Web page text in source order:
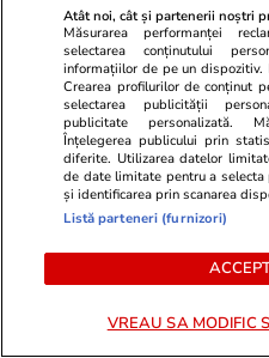
Radu Miruță anunță că
dintre dronele care au
spațiul aerian al
rusească. Originea
două este încă verificată
Europa riscă să rămână
gaze și să plătească
Atât noi, cât și partenerii noștri
Măsurarea performanței
selectarea conținutului
informațiilor de pe un dispozitiv.
Crearea profilurilor de conținut
selectarea publicității
publicitate personalizată.
Înțelegerea publicului prin
diferite. Utilizarea datelor
de date limitate pentru a
și identificarea prin scanarea
Listă parteneri (furnizori)
VREAU SA MODIFIC